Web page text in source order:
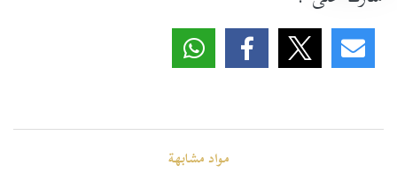
مواد مشابهة